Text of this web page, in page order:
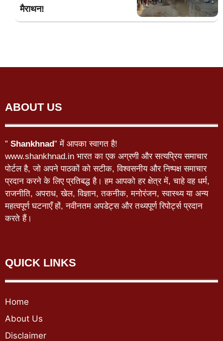
मैराथन!
ABOUT US
” Shankhnad” में आपका स्वागत है!
www.shankhnad.in भारत का एक अग्रणी और सत्यप्रिय समाचार
पोर्टल है, जो अपने पाठकों को सटीक, विश्वसनीय और निष्पक्ष समाचार
प्रदान करने के लिए प्रतिबद्ध है। हम आपको हर क्षेत्र में, चाहे वह धर्म,
राजनीति, अपराध, खेल, विज्ञान, तकनीक, मनोरंजन, स्वास्थ्य या अन्य
महत्वपूर्ण घटनाएँ हों, नवीनतम अपडेट्स और तथ्यपूर्ण रिपोर्ट्स प्रदान
करते हैं।
QUICK LINKS
Home
About Us
Disclaimer